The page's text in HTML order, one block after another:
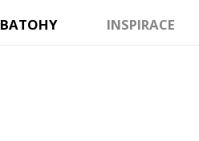
BATOHY INSPIRACE